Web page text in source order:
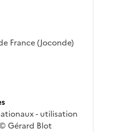
France (Joconde)
- utilisation
Gérard Blot